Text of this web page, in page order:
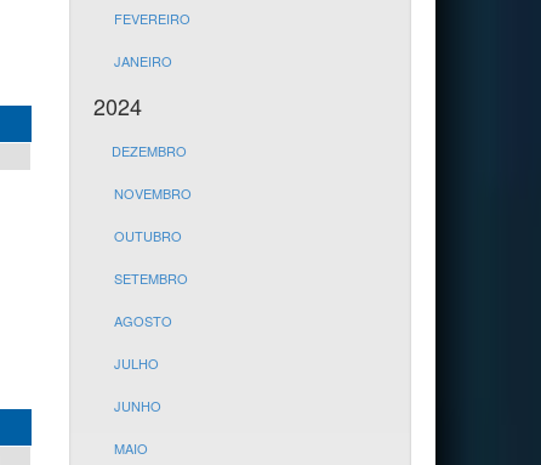
FEVEREIRO
JANEIRO
2024
DEZEMBRO
NOVEMBRO
OUTUBRO
SETEMBRO
AGOSTO
JULHO
JUNHO
MAIO